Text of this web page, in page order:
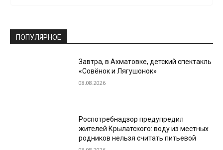
ПОПУЛЯРНОЕ
Завтра, в Ахматовке, детский спектакль
«Совёнок и Лягушонок»
08.08.2026
Роспотребнадзор предупредил
жителей Крылатского: воду из местных
родников нельзя считать питьевой